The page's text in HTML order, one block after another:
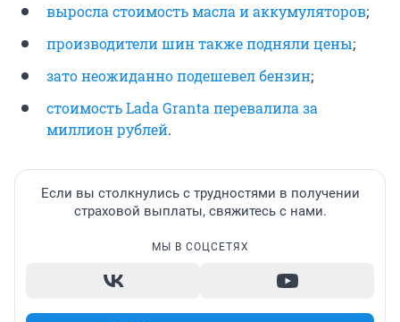
выросла стоимость масла и аккумуляторов;
производители шин также подняли цены;
зато неожиданно подешевел бензин;
стоимость Lada Granta перевалила за
миллион рублей.
Если вы столкнулись с трудностями в получении
страховой выплаты, свяжитесь с нами.
МЫ В СОЦСЕТЯХ